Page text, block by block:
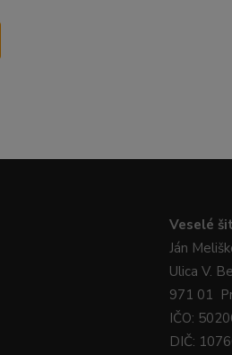
Veselé
Ján
Ulica V.
971 01
IČO:
DIČ: